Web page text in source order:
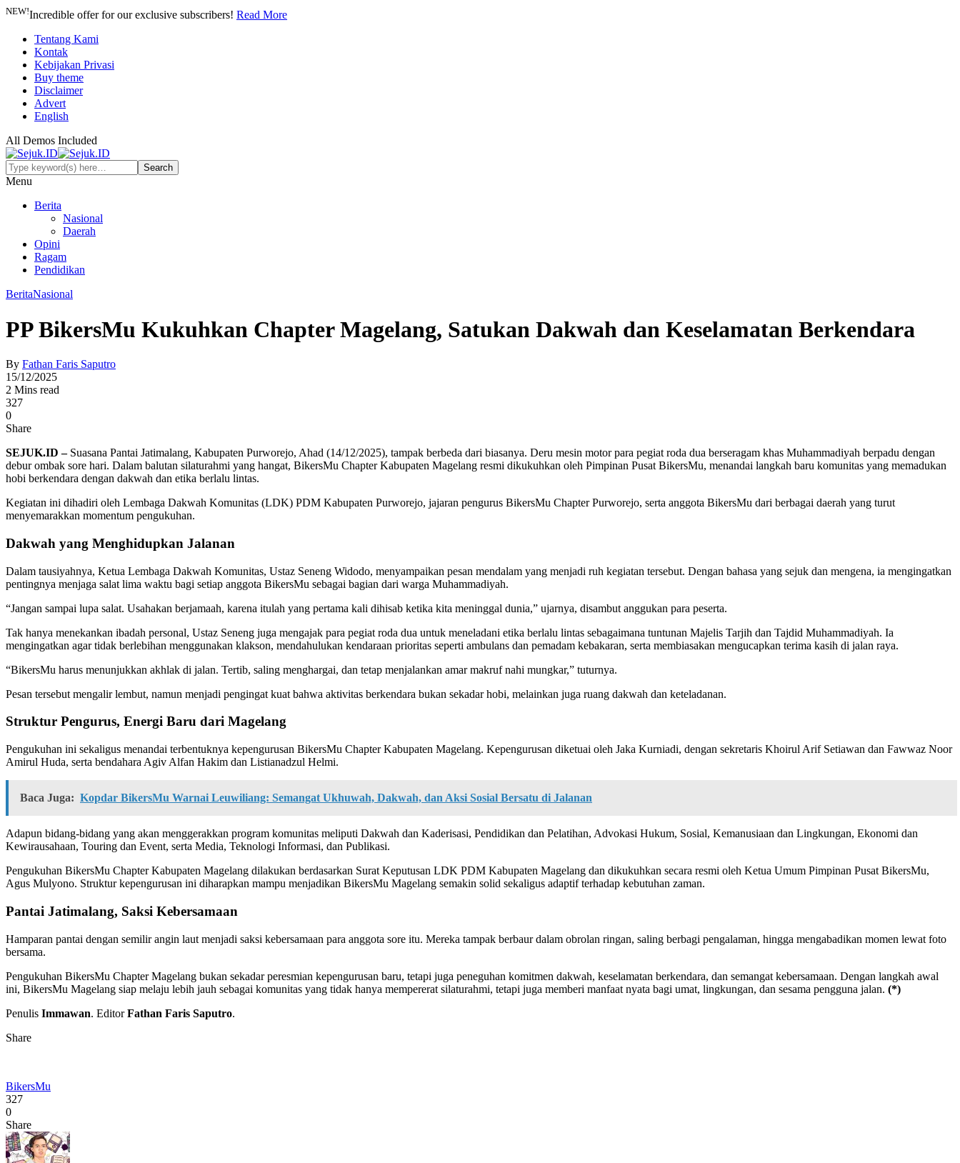
NEW!Incredible offer for our exclusive subscribers! Read More
Tentang Kami
Kontak
Kebijakan Privasi
Buy theme
Disclaimer
Advert
English
All Demos Included
Menu
Berita
Nasional
Daerah
Opini
Ragam
Pendidikan
BeritaNasional
PP BikersMu Kukuhkan Chapter Magelang, Satukan Dakwah dan Keselamatan Berkendara
By Fathan Faris Saputro
15/12/2025
2 Mins read
327
0
Share
SEJUK.ID –Suasana Pantai Jatimalang, Kabupaten Purworejo, Ahad (14/12/2025), tampak berbeda dari biasanya. Deru mesin motor para pegiat roda dua berseragam khas Muhammadiyah berpadu dengan
debur ombak sore hari. Dalam balutan silaturahmi yang hangat, BikersMu Chapter Kabupaten Magelang resmi dikukuhkan oleh Pimpinan Pusat BikersMu, menandai langkah baru komunitas yang memadukan
hobi berkendara dengan dakwah dan etika berlalu lintas.
Kegiatan ini dihadiri oleh Lembaga Dakwah Komunitas (LDK) PDM Kabupaten Purworejo, jajaran pengurus BikersMu Chapter Purworejo, serta anggota BikersMu dari berbagai daerah yang turut
menyemarakkan momentum pengukuhan.
Dakwah yang Menghidupkan Jalanan
Dalam tausiyahnya, Ketua Lembaga Dakwah Komunitas, Ustaz Seneng Widodo, menyampaikan pesan mendalam yang menjadi ruh kegiatan tersebut. Dengan bahasa yang sejuk dan mengena, ia mengingatkan
pentingnya menjaga salat lima waktu bagi setiap anggota BikersMu sebagai bagian dari warga Muhammadiyah.
“Jangan sampai lupa salat. Usahakan berjamaah, karena itulah yang pertama kali dihisab ketika kita meninggal dunia,” ujarnya, disambut anggukan para peserta.
Tak hanya menekankan ibadah personal, Ustaz Seneng juga mengajak para pegiat roda dua untuk meneladani etika berlalu lintas sebagaimana tuntunan Majelis Tarjih dan Tajdid Muhammadiyah. Ia
mengingatkan agar tidak berlebihan menggunakan klakson, mendahulukan kendaraan prioritas seperti ambulans dan pemadam kebakaran, serta membiasakan mengucapkan terima kasih di jalan raya.
“BikersMu harus menunjukkan akhlak di jalan. Tertib, saling menghargai, dan tetap menjalankan amar makruf nahi mungkar,” tuturnya.
Pesan tersebut mengalir lembut, namun menjadi pengingat kuat bahwa aktivitas berkendara bukan sekadar hobi, melainkan juga ruang dakwah dan keteladanan.
Struktur Pengurus, Energi Baru dari Magelang
Pengukuhan ini sekaligus menandai terbentuknya kepengurusan BikersMu Chapter Kabupaten Magelang. Kepengurusan diketuai oleh Jaka Kurniadi, dengan sekretaris Khoirul Arif Setiawan dan Fawwaz Noor
Amirul Huda, serta bendahara Agiv Alfan Hakim dan Listianadzul Helmi.
Baca Juga: Kopdar BikersMu Warnai Leuwiliang: Semangat Ukhuwah, Dakwah, dan Aksi Sosial Bersatu di Jalanan
Adapun bidang-bidang yang akan menggerakkan program komunitas meliputi Dakwah dan Kaderisasi, Pendidikan dan Pelatihan, Advokasi Hukum, Sosial, Kemanusiaan dan Lingkungan, Ekonomi dan
Kewirausahaan, Touring dan Event, serta Media, Teknologi Informasi, dan Publikasi.
Pengukuhan BikersMu Chapter Kabupaten Magelang dilakukan berdasarkan Surat Keputusan LDK PDM Kabupaten Magelang dan dikukuhkan secara resmi oleh Ketua Umum Pimpinan Pusat BikersMu,
Agus Mulyono. Struktur kepengurusan ini diharapkan mampu menjadikan BikersMu Magelang semakin solid sekaligus adaptif terhadap kebutuhan zaman.
Pantai Jatimalang, Saksi Kebersamaan
Hamparan pantai dengan semilir angin laut menjadi saksi kebersamaan para anggota sore itu. Mereka tampak berbaur dalam obrolan ringan, saling berbagi pengalaman, hingga mengabadikan momen lewat foto
bersama.
Pengukuhan BikersMu Chapter Magelang bukan sekadar peresmian kepengurusan baru, tetapi juga peneguhan komitmen dakwah, keselamatan berkendara, dan semangat kebersamaan. Dengan langkah awal
ini, BikersMu Magelang siap melaju lebih jauh sebagai komunitas yang tidak hanya mempererat silaturahmi, tetapi juga memberi manfaat nyata bagi umat, lingkungan, dan sesama pengguna jalan. (*)
Penulis Immawan. EditorFathan Faris Saputro.
Share
BikersMu
327
0
Share